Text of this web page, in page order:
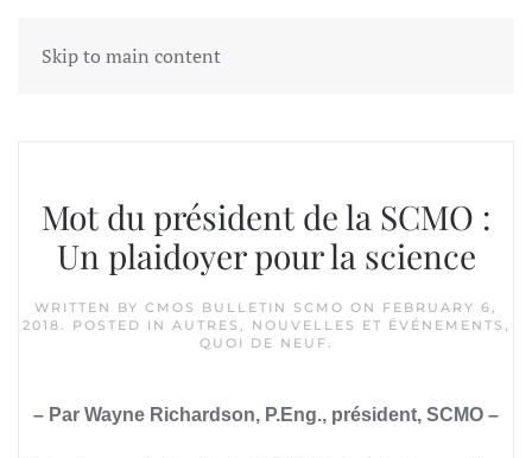
Skip to main content
Tag:Évidence pour la démocratie
Mot du président de la SCMO :
Un plaidoyer pour la science
WRITTEN BY CMOS BULLETIN SCMO ON FEBRUARY 6,
2018. POSTED IN AUTRES , NOUVELLES ET ÉVÉNEMENTS ,
QUOI DE NEUF.
– Par Wayne Richardson, P.Eng., président, SCMO –